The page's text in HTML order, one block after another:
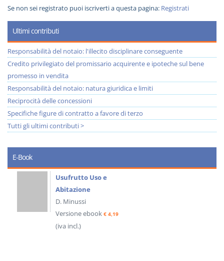
Se non sei registrato puoi iscriverti a questa pagina: Registrati
Ultimi contributi
Responsabilità del notaio: l'illecito disciplinare conseguente
Credito privilegiato del promissario acquirente e ipoteche sul bene
promesso in vendita
Responsabilità del notaio: natura giuridica e limiti
Reciprocità delle concessioni
Specifiche figure di contratto a favore di terzo
Tutti gli ultimi contributi >
E-Book
Usufrutto Uso e
Abitazione
D. Minussi
Versione ebook € 4,19
(iva incl.)